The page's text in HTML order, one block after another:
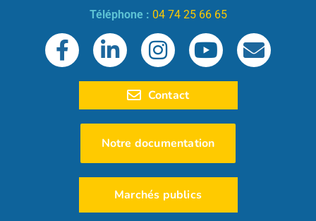
Téléphone : 04 74 25 66 65
Contact
Notre documentation
Marchés publics